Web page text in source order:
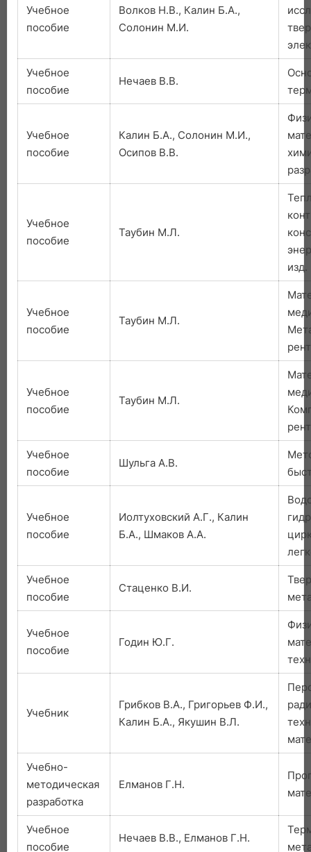
Учебное
пособие
Волков Н.В., Калин Б.А.,
Солонин М.И.
Учебное
пособие
Нечаев В.В.
Учебное
пособие
Калин Б.А., Солонин М.И.,
Осипов В.В.
Учебное
пособие
Таубин М.Л.
изд.
Учебное
пособие
Таубин М.Л.
Учебное
пособие
Таубин М.Л.
Учебное
пособие
Шульга А.В.
Учебное
пособие
Иолтуховский А.Г., Калин
Б.А., Шмаков А.А.
Учебное
пособие
Стаценко В.И.
Учебное
пособие
Годин Ю.Г.
Учебник
Грибков В.А., Григорьев Ф.И.,
Калин Б.А., Якушин В.Л.
Учебно-
методическая
разработка
Елманов Г.Н.
Учебное
пособие
Нечаев В.В., Елманов Г.Н.